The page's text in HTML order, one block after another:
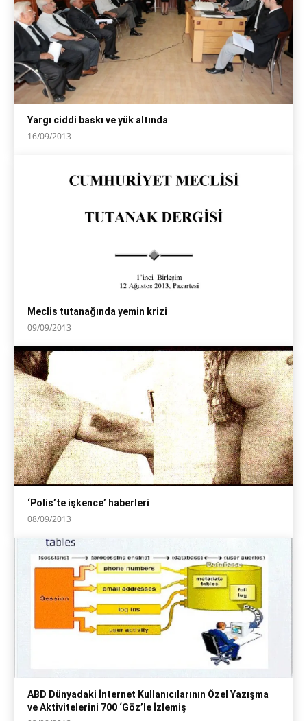
Yargı ciddi baskı ve yük altında
16/09/2013
Meclis tutanağında yemin krizi
09/09/2013
‘Polis’te işkence’ haberleri
08/09/2013
ABD Dünyadaki İnternet Kullanıcılarının Özel Yazışma
ve Aktivitelerini 700 ‘Göz’le İzlemiş